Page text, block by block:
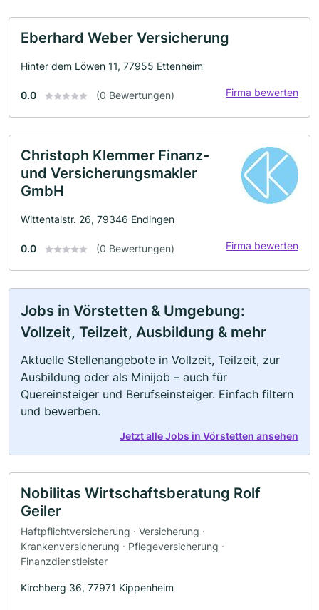
Eberhard Weber Versicherung
Hinter dem Löwen 11, 77955 Ettenheim
0.0 (0 Bewertungen) Firma bewerten
Christoph Klemmer Finanz-
und Versicherungsmakler
GmbH
Wittentalstr. 26, 79346 Endingen
0.0 (0 Bewertungen) Firma bewerten
Jobs in Vörstetten & Umgebung:
Vollzeit, Teilzeit, Ausbildung & mehr
Aktuelle Stellenangebote in Vollzeit, Teilzeit, zur
Ausbildung oder als Minijob – auch für
Quereinsteiger und Berufseinsteiger. Einfach filtern
und bewerben.
Jetzt alle Jobs in Vörstetten ansehen
Nobilitas Wirtschaftsberatung Rolf
Geiler
Haftpflichtversicherung · Versicherung ·
Krankenversicherung · Pflegeversicherung ·
Finanzdienstleister
Kirchberg 36, 77971 Kippenheim